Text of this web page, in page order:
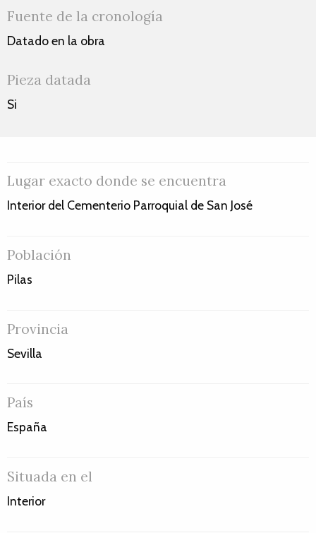
Fuente de la cronología
Datado en la obra
Pieza datada
Si
Lugar exacto donde se encuentra
Interior del Cementerio Parroquial de San José
Población
Pilas
Provincia
Sevilla
País
España
Situada en el
Interior